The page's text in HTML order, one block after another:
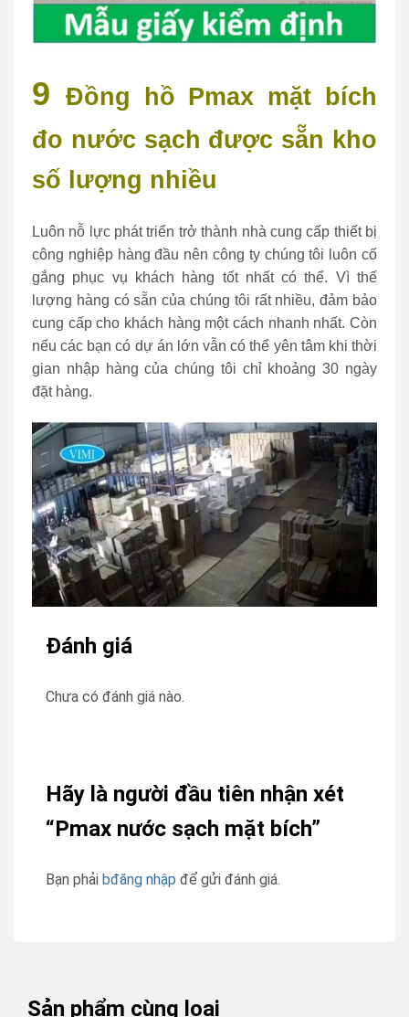
9 Đồng hồ Pmax mặt bích
đo nước sạch được sẵn kho
số lượng nhiều
Luôn nỗ lực phát triển trở thành nhà cung cấp thiết bị
công nghiệp hàng đầu nên công ty chúng tôi luôn cố
gắng phục vụ khách hàng tốt nhất có thể. Vì thế
lượng hàng có sẵn của chúng tôi rất nhiều, đảm bảo
cung cấp cho khách hàng một cách nhanh nhất. Còn
nếu các bạn có dự án lớn vẫn có thể yên tâm khi thời
gian nhập hàng của chúng tôi chỉ khoảng 30 ngày
đặt hàng.
Đánh giá
Chưa có đánh giá nào.
Hãy là người đầu tiên nhận xét
“Pmax nước sạch mặt bích”
Bạn phải bđăng nhập để gửi đánh giá.
Sản phẩm cùng loại